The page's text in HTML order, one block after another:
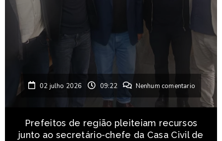
02 julho 2026 09:22 Nenhum comentario
Prefeitos de região pleiteiam recursos
junto ao secretário-chefe da Casa Civil de